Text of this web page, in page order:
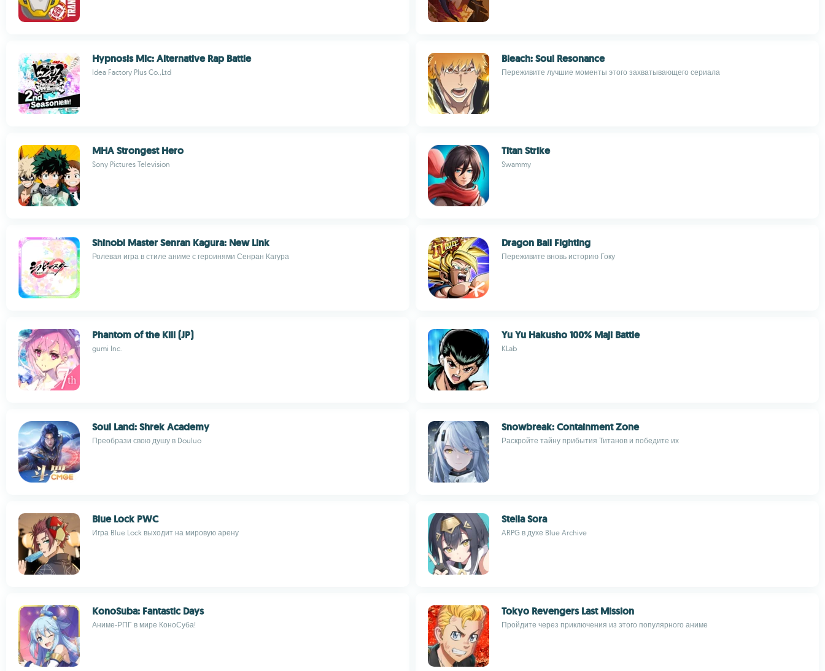
Hypnosis Mic: Alternative Rap Battle
Idea Factory Plus Co.,Ltd
Bleach: Soul Resonance
Переживите лучшие моменты этого захватывающего сериала
MHA Strongest Hero
Sony Pictures Television
Titan Strike
Swammy
Shinobi Master Senran Kagura: New Link
Ролевая игра в стиле аниме с героинями Сенран Кагура
Dragon Ball Fighting
Переживите вновь историю Гоку
Phantom of the Kill (JP)
gumi Inc.
Yu Yu Hakusho 100% Maji Battle
KLab
Soul Land: Shrek Academy
Преобрази свою душу в Douluo
Snowbreak: Containment Zone
Раскройте тайну прибытия Титанов и победите их
Blue Lock PWC
Игра Blue Lock выходит на мировую арену
Stella Sora
ARPG в духе Blue Archive
KonoSuba: Fantastic Days
Аниме-РПГ в мире КоноСуба!
Tokyo Revengers Last Mission
Пройдите через приключения из этого популярного аниме